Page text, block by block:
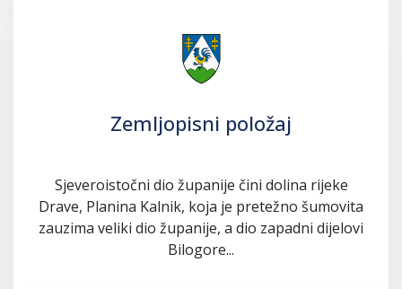
Zemljopisni položaj
Sjeveroistočni dio županije čini dolina rijeke
Drave, Planina Kalnik, koja je pretežno šumovita
zauzima veliki dio županije, a dio zapadni dijelovi
Bilogore...